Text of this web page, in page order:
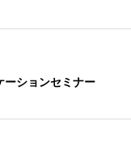
ーションセミナー